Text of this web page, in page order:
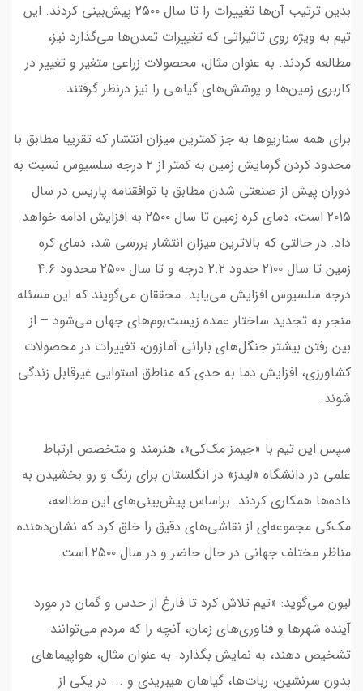
بدین ترتیب آن‌ها تغییرات را تا سال ۲۵۰۰ پیش‌بینی کردند. این
تیم به ویژه روی تاثیراتی که تغییرات تمدن‌ها می‌گذارد نیز،
مطالعه کردند. به عنوان مثال، محصولات زراعی متغیر و تغییر در
کاربری زمین‌ها و پوشش‌های گیاهی را نیز درنظر گرفتند.
برای همه سناریوها به جز کمترین میزان انتشار که تقریبا مطابق با
محدود کردن گرمایش زمین به کمتر از ۲ درجه سلسیوس نسبت به
دوران پیش از صنعتی شدن مطابق با توافقنامه پاریس در سال
۲۰۱۵ است، دمای کره زمین تا سال ۲۵۰۰ به افزایش ادامه خواهد
داد. در حالتی که بالاترین میزان انتشار بررسی شد، دمای کره
زمین تا سال ۲۱۰۰ حدود ۲.۲ درجه و تا سال ۲۵۰۰ محدود ۴.۶
درجه سلسیوس افزایش می‌یابد. محققان می‌گویند که این مسئله
منجر به تجدید ساختار عمده زیست‌بوم‌های جهان می‌شود – از
بین رفتن بیشتر جنگل‌های بارانی آمازون، تغییرات در محصولات
کشاورزی، افزایش دما به‌ حدی که مناطق استوایی غیرقابل زندگی
شوند.
سپس این تیم با «جیمز مک‌کی»، هنرمند و متخصص ارتباط
علمی در دانشگاه «لیدز» در انگلستان برای رنگ و رو بخشیدن به
داده‌ها همکاری کردند. براساس پیش‌بینی‌های این مطالعه،
مک‌کی مجموعه‌ای از نقاشی‌های دقیق را خلق کرد که نشان‌دهنده
مناظر مختلف جهانی در حال حاضر و در سال ۲۵۰۰ است.
لیون می‌گوید: «تیم تلاش کرد تا فارغ از حدس و گمان در مورد
آینده شهرها و فناوری‌های زمان، آنچه را که مردم می‌توانند
تشخیص دهند، به نمایش بگذارد. به عنوان مثال، هواپیماهای
بدون سرنشین، ربات‌ها، گیاهان هیبریدی و ... در یکی از